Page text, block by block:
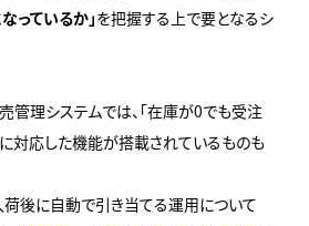
っているか」を把握する上で要となるシ
理システムでは、「在庫が0でも受注
対応した機能が搭載されているものも
後に自動で引き当てる運用について